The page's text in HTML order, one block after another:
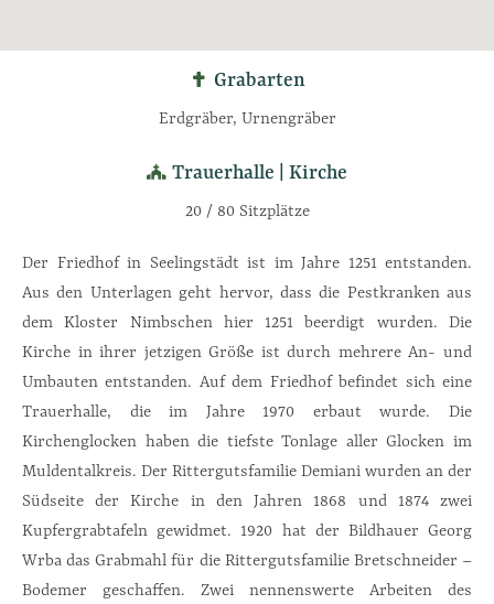
Grabarten
Erdgräber, Urnengräber
Trauerhalle | Kirche
20 / 80 Sitzplätze
Der Friedhof in Seelingstädt ist im Jahre 1251 entstanden.
Aus den Unterlagen geht hervor, dass die Pestkranken aus
dem Kloster Nimbschen hier 1251 beerdigt wurden. Die
Kirche in ihrer jetzigen Größe ist durch mehrere An- und
Umbauten entstanden. Auf dem Friedhof befindet sich eine
Trauerhalle, die im Jahre 1970 erbaut wurde. Die
Kirchenglocken haben die tiefste Tonlage aller Glocken im
Muldentalkreis. Der Rittergutsfamilie Demiani wurden an der
Südseite der Kirche in den Jahren 1868 und 1874 zwei
Kupfergrabtafeln gewidmet. 1920 hat der Bildhauer Georg
Wrba das Grabmahl für die Rittergutsfamilie Bretschneider –
Bodemer geschaffen. Zwei nennenswerte Arbeiten des